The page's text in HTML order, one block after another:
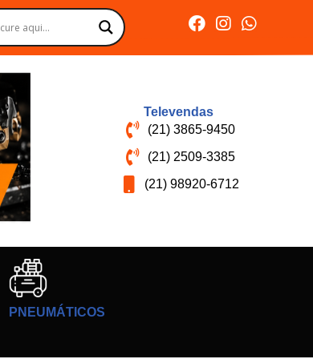
Televendas
(21) 3865-9450
(21) 2509-3385
(21) 98920-6712
PNEUMÁTICOS